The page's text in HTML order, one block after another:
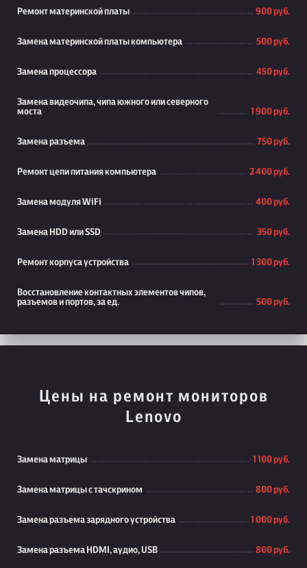
Ремонт материнской платы 900 руб.
Замена материнской платы компьютера 500 руб.
Замена процессора 450 руб.
Замена видеочипа, чипа южного или северного
моста
1 900 руб.
Замена разъема 750 руб.
Ремонт цепи питания компьютера 2 400 руб.
Замена модуля WiFi 400 руб.
Замена HDD или SSD 350 руб.
Ремонт корпуса устройства 1 300 руб.
Восстановление контактных элементов чипов,
разъемов и портов, за ед.
500 руб.
Цены на ремонт мониторов
Lenovo
Замена матрицы 1 100 руб.
Замена матрицы с тачскрином 800 руб.
Замена разъема зарядного устройства 1 000 руб.
Замена разъема HDMI, аудио, USB 800 руб.